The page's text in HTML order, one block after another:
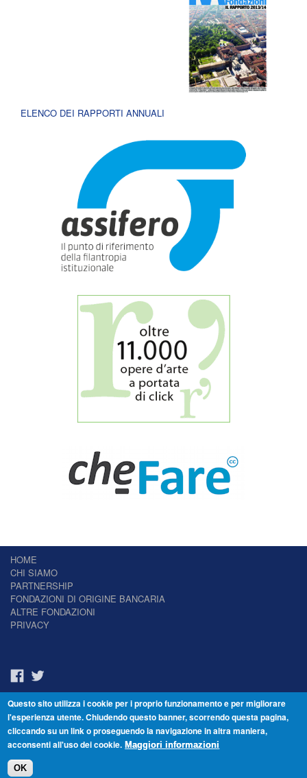
ELENCO DEI RAPPORTI ANNUALI
HOME
CHI SIAMO
PARTNERSHIP
FONDAZIONI DI ORIGINE BANCARIA
ALTRE FONDAZIONI
PRIVACY
Il Giornale delle Fondazioni - Periodico telematico
Reg. Tribunale n.7 del 22/07/2014 – ISSN 2421-2466
© Fondazione Venezia 2000 - Dorsoduro 3488/U - 30123 Venezia - Italia -
Questo sito utilizza i cookie per i proprio funzionamento e per migliorare
l'esperienza utente. Chiudendo questo banner, scorrendo questa pagina,
cliccando su un link o proseguendo la navigazione in altra maniera,
acconsenti all'uso dei cookie. Maggiori informazioni
OK